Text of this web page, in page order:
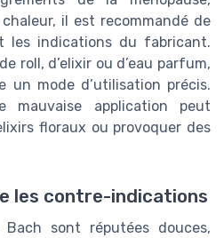
il est recommandé de
les indications du fabricant.
roll, d’elixir ou d’eau parfum,
un mode d’utilisation précis.
mauvaise application peut
floraux ou provoquer des
les contre-indications
sont réputées douces,